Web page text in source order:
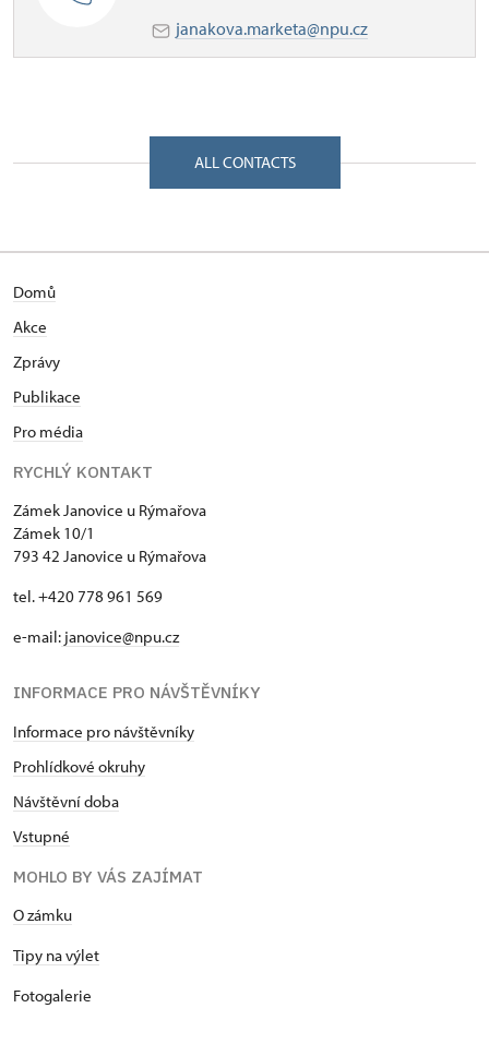
janakova.marketa@npu.cz
ALL CONTACTS
Domů
Akce
Zprávy
Publikace
Pro média
RYCHLÝ KONTAKT
Zámek Janovice u Rýmařova
Zámek 10/1
793 42 Janovice u Rýmařova
tel. +420 778 961 569
e-mail: janovice@npu.cz
INFORMACE PRO NÁVŠTĚVNÍKY
Informace pro návštěvníky
Prohlídkové okruhy
Návštěvní doba
Vstupné
MOHLO BY VÁS ZAJÍMAT
O zámku
Tipy na výlet
Fotogalerie